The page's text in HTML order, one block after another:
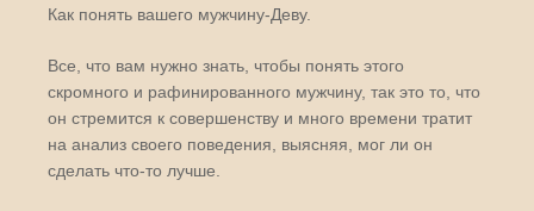
Как понять вашего мужчину-Деву.
Все, что вам нужно знать, чтобы понять этого
скромного и рафинированного мужчину, так это то, что
он стремится к совершенству и много времени тратит
на анализ своего поведения, выясняя, мог ли он
сделать что-то лучше.